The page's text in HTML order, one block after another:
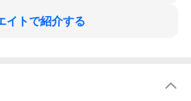
あてます。モリンガ特有の高い
イトで紹介する